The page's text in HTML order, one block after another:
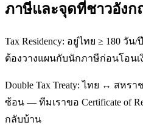
ภาษีและจุดที่ชาวอัง
Tax Residency: อยู่ไทย ≥ 180 วัน
ต้องวางแผนกับนักภาษีก่อนโอนเ
Double Tax Treaty: ไทย ↔ สห
ซ้อน — ทีมเราขอ Certificate of
กลับบ้าน